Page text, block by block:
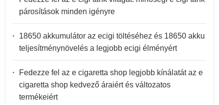
párosítások minden igényre
18650 akkumulátor az ecigi töltéséhez és 18650 akku
teljesítménynövelés a legjobb ecigi élményért
Fedezze fel az e cigaretta shop legjobb kínálatát az e
cigaretta shop kedvező áraiért és változatos
termékeiért